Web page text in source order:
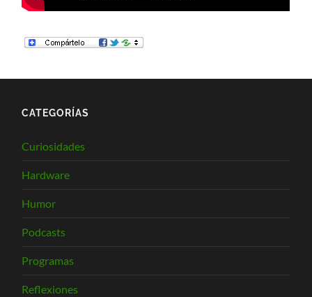
CATEGORÍAS
Curiosidades
Hardware
Humor
Podcasts
Programas
Reflexiones